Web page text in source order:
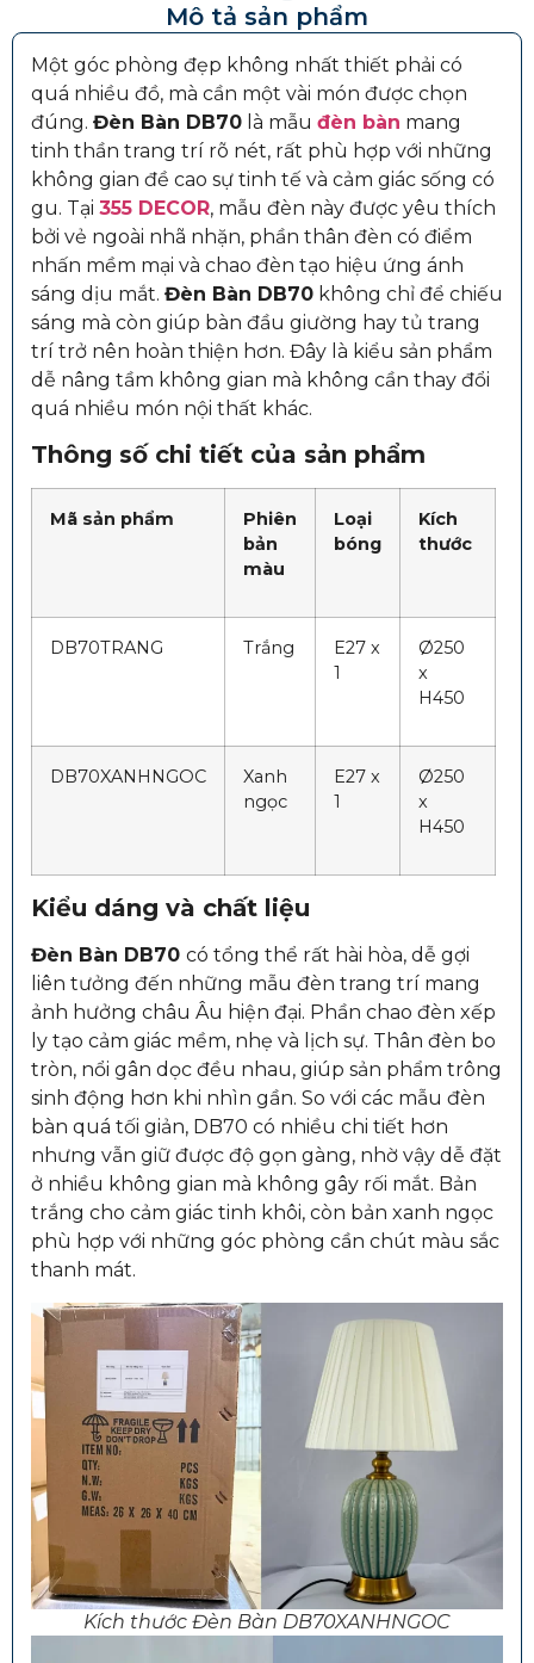
Mô tả sản phẩm
Một góc phòng đẹp không nhất thiết phải có
quá nhiều đồ, mà cần một vài món được chọn
đúng. Đèn Bàn DB70 là mẫu đèn bàn mang
tinh thần trang trí rõ nét, rất phù hợp với những
không gian đề cao sự tinh tế và cảm giác sống có
gu. Tại 355 DECOR, mẫu đèn này được yêu thích
bởi vẻ ngoài nhã nhặn, phần thân đèn có điểm
nhấn mềm mại và chao đèn tạo hiệu ứng ánh
sáng dịu mắt. Đèn Bàn DB70 không chỉ để chiếu
sáng mà còn giúp bàn đầu giường hay tủ trang
trí trở nên hoàn thiện hơn. Đây là kiểu sản phẩm
dễ nâng tầm không gian mà không cần thay đổi
quá nhiều món nội thất khác.
Thông số chi tiết của sản phẩm
Mã sản phẩm
Phiên
bản
màu
Loại
bóng
Kích
thước
DB70TRANG Trắng
E27 x
1
Ø250
x
H450
DB70XANHNGOC
Xanh
ngọc
E27 x
1
Ø250
x
H450
Kiểu dáng và chất liệu
Đèn Bàn DB70 có tổng thể rất hài hòa, dễ gợi
liên tưởng đến những mẫu đèn trang trí mang
ảnh hưởng châu Âu hiện đại. Phần chao đèn xếp
ly tạo cảm giác mềm, nhẹ và lịch sự. Thân đèn bo
tròn, nổi gân dọc đều nhau, giúp sản phẩm trông
sinh động hơn khi nhìn gần. So với các mẫu đèn
bàn quá tối giản, DB70 có nhiều chi tiết hơn
nhưng vẫn giữ được độ gọn gàng, nhờ vậy dễ đặt
ở nhiều không gian mà không gây rối mắt. Bản
trắng cho cảm giác tinh khôi, còn bản xanh ngọc
phù hợp với những góc phòng cần chút màu sắc
thanh mát.
Kích thước Đèn Bàn DB70XANHNGOC